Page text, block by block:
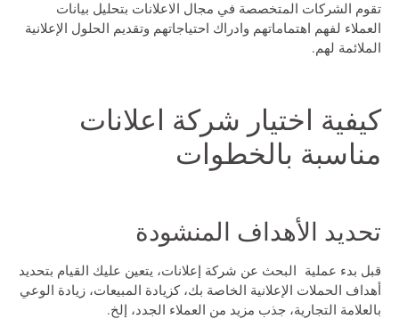
تقوم الشركات المتخصصة في مجال الاعلانات بتحليل بيانات
العملاء لفهم اهتماماتهم وادراك احتياجاتهم وتقديم الحلول الإعلانية
الملائمة لهم.
كيفية اختيار شركة اعلانات
مناسبة بالخطوات
تحديد الأهداف المنشودة
قبل بدء عملية البحث عن شركة إعلانات، يتعين عليك القيام بتحديد
أهداف الحملات الإعلانية الخاصة بك، كزيادة المبيعات، زيادة الوعي
بالعلامة التجارية، جذب مزيد من العملاء الجدد، إلخ.